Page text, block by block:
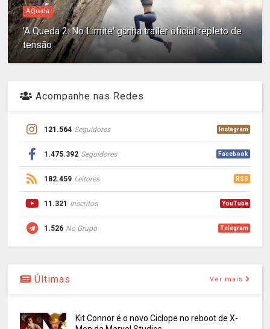
A Queda
'A Queda 2: No Limite' ganha trailer oficial repleto de
tensão
Acompanhe nas Redes
121.564 Seguidores Instagram
1.475.392 Seguidores Facebook
182.459 Leitores RSS
11.321 Inscritos YouTube
1.526 No Grupo Telegram
Últimas Ver mais
Kit Connor é o novo Ciclope no reboot de X-